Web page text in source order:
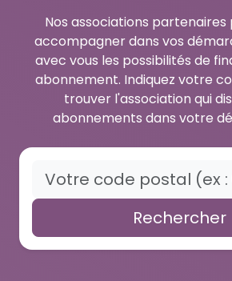
Nos associations partenaires
accompagner dans vos
avec vous les possibilités de
abonnement. Indiquez votre
trouver l'association qui
abonnements dans votre
Rechercher